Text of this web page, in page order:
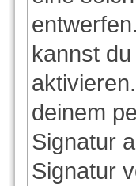
kannst
deinem
Signatur
Signatur